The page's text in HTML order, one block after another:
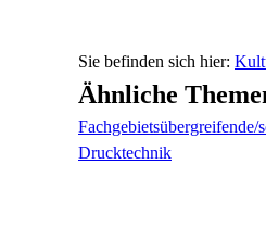
Ähnliche
Fachgebietsübergreifende/
Drucktechnik